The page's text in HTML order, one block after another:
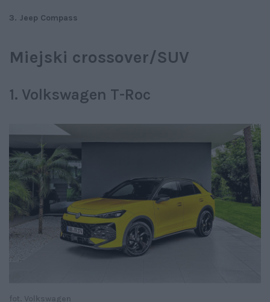
3. Jeep Compass
Miejski crossover/SUV
1. Volkswagen T-Roc